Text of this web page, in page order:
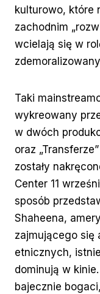
kulturowo, które
zachodnim
wcielają się w
Taki
wykreowany
w dwóch
oraz
zostały
Center 11
sposób
Shaheena,
zajmującego się
etnicznych,
dominują w
bajecznie